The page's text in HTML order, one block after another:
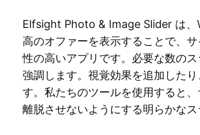
Elfsight Photo & Image Slider は、
高のオファーを表示することで、
性の高いアプリです。必要な数の
強調します。視覚効果を追加した
す。私たちのツールを使用すると
離脱させないようにする明らかなス